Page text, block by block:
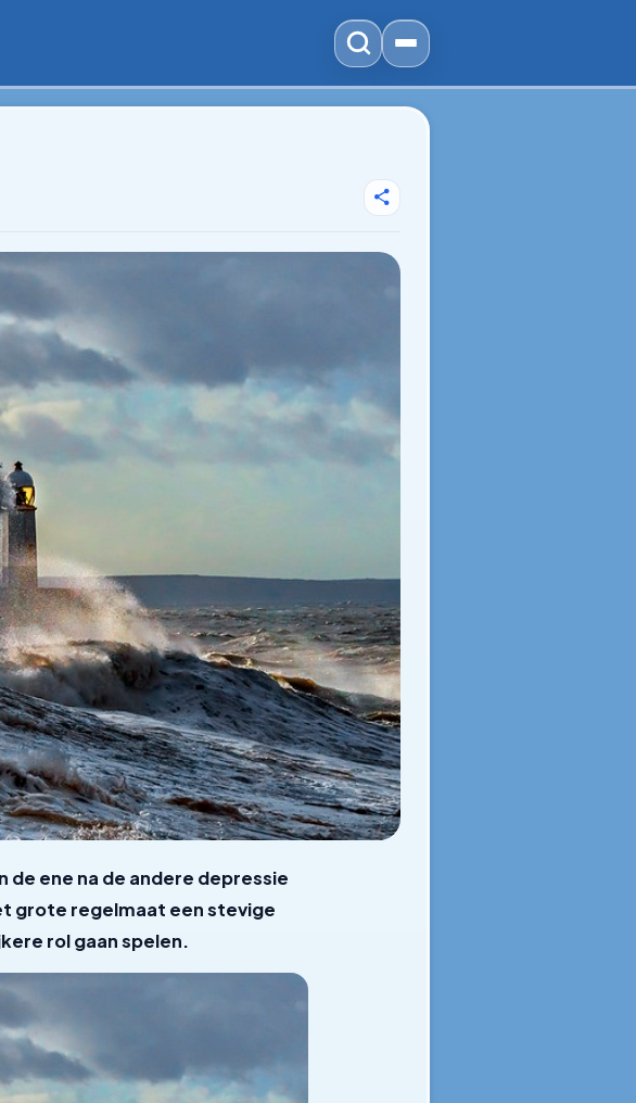
ene na de andere depressie
grote regelmaat een stevige
rol gaan spelen.